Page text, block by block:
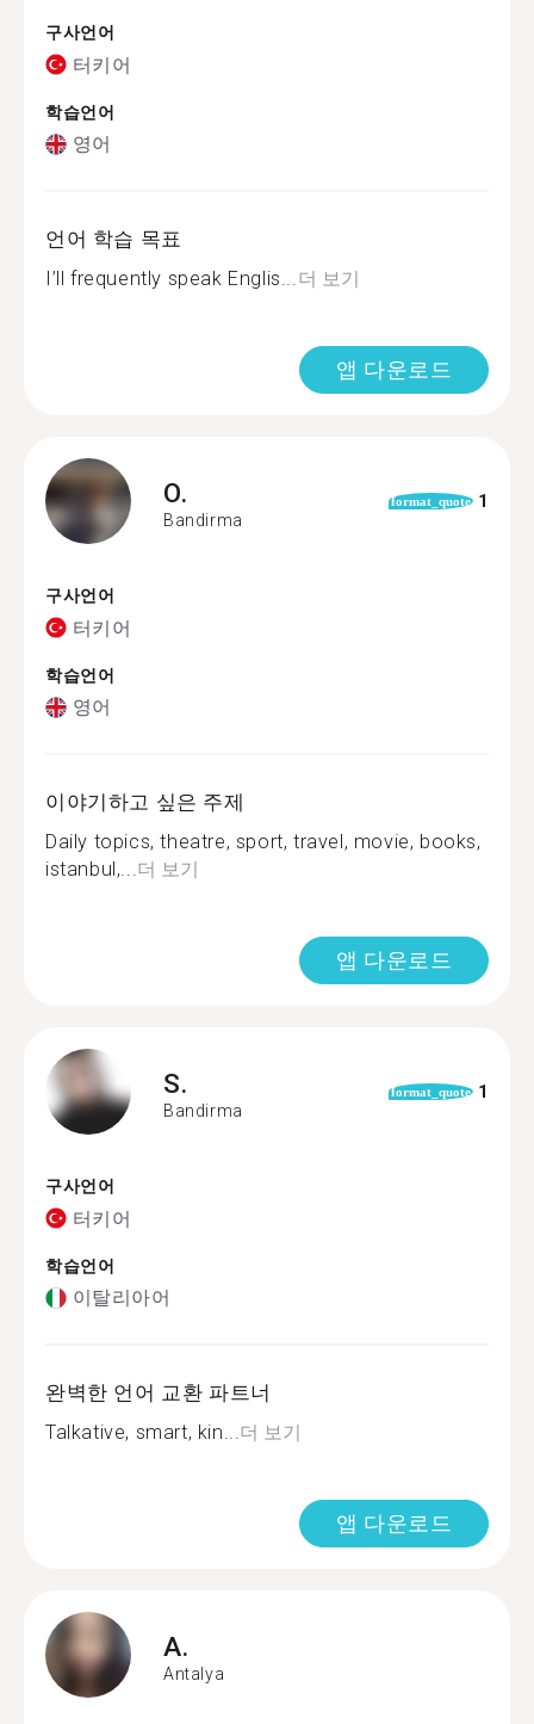
구사언어
터키어
학습언어
영어
언어 학습 목표
I’ll frequently speak Englis...더 보기
앱 다운로드
O.
Bandirma
format_quote 1
구사언어
터키어
학습언어
영어
이야기하고 싶은 주제
Daily topics, theatre, sport, travel, movie, books,
istanbul,...더 보기
앱 다운로드
S.
Bandirma
format_quote 1
구사언어
터키어
학습언어
이탈리아어
완벽한 언어 교환 파트너
Talkative, smart, kin...더 보기
앱 다운로드
A.
Antalya